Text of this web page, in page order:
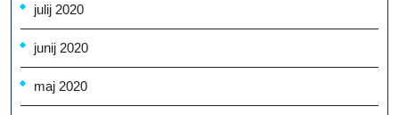
julij 2020
junij 2020
maj 2020